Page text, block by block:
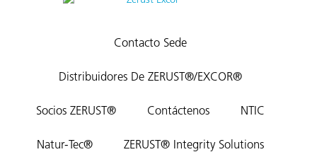
Contacto Sede
Distribuidores De ZERUST®/EXCOR®
Socios ZERUST® Contáctenos NTIC
Natur-Tec® ZERUST® Integrity Solutions